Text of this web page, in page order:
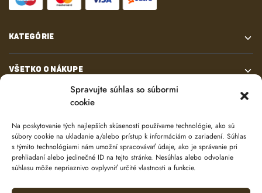
Spravujte súhlas so súbormi
cookie
Na poskytovanie tých najlepších skúseností používame technológie, ako sú
súbory cookie na ukladanie a/alebo prístup k informáciám o zariadení. Súhlas
s týmito technológiami nám umožní spracovávať údaje, ako je správanie pri
prehliadaní alebo jedinečné ID na tejto stránke. Nesúhlas alebo odvolanie
súhlasu môže nepriaznivo ovplyvniť určité vlastnosti a funkcie.
KATEGÓRIE
VŠETKO O NÁKUPE